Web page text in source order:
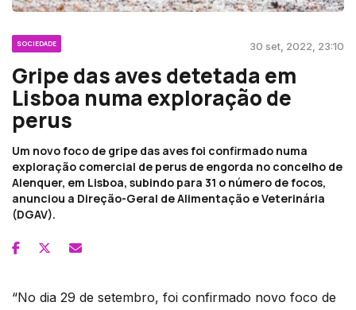
SOCIEDADE 30 set, 2022, 23:10
Gripe das aves detetada em
Lisboa numa exploração de
perus
Um novo foco de gripe das aves foi confirmado numa
exploração comercial de perus de engorda no concelho de
Alenquer, em Lisboa, subindo para 31 o número de focos,
anunciou a Direção-Geral de Alimentação e Veterinária
(DGAV).
“No dia 29 de setembro, foi confirmado novo foco de